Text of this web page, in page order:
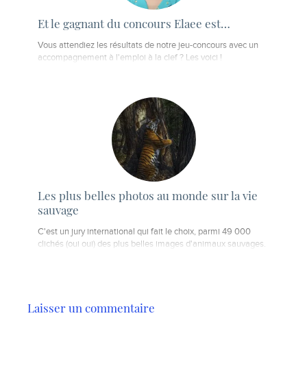
Et le gagnant du concours Elaee est…
Vous attendiez les résultats de notre jeu-concours avec un
accompagnement à l'emploi à la clef ? Les voici !
Les plus belles photos au monde sur la vie
sauvage
C'est un jury international qui fait le choix, parmi 49 000
clichés (oui oui) des plus belles images d'animaux sauvages.
Laisser un commentaire